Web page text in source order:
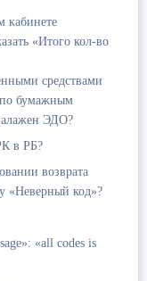
кабинете
«Итого кол-во
средствами
бумажным
ЭДО?
в РБ?
возврата
«Неверный код»?
«all codes is